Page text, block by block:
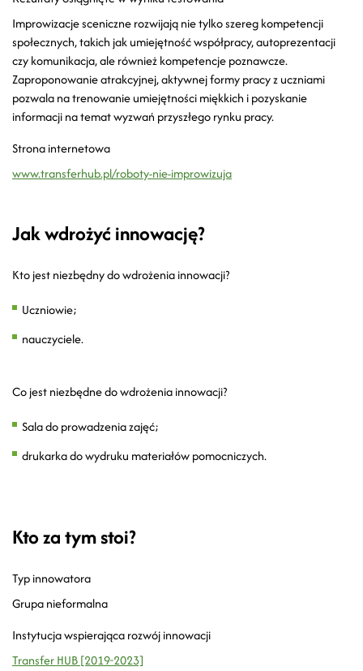
Improwizacje sceniczne rozwijają nie tylko szereg kompetencji
społecznych, takich jak umiejętność współpracy, autoprezentacji
czy komunikacja, ale również kompetencje poznawcze.
Zaproponowanie atrakcyjnej, aktywnej formy pracy z uczniami
pozwala na trenowanie umiejętności miękkich i pozyskanie
informacji na temat wyzwań przyszłego rynku pracy.
Strona internetowa
www.transferhub.pl/roboty-nie-improwizuja
Jak wdrożyć innowację?
Kto jest niezbędny do wdrożenia innowacji?
Uczniowie;
nauczyciele.
Co jest niezbędne do wdrożenia innowacji?
Sala do prowadzenia zajęć;
drukarka do wydruku materiałów pomocniczych.
Kto za tym stoi?
Typ innowatora
Grupa nieformalna
Instytucja wspierająca rozwój innowacji
Transfer HUB [2019-2023]